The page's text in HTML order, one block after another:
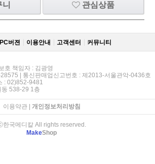
관심상품
PC버젼 이용안내 고객센터 커뮤니티
호 책임자 : 김광영
| 통신판매업신고번호 : 제2013-서울관악-0436호
: 02)852-9481
동 538-29 1층
이용약관| 개인정보처리방침
국메디칼 All rights reserved.
MakeShop